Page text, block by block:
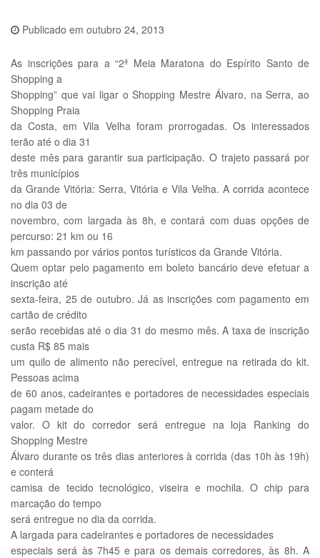
Publicado em outubro 24, 2013
As inscrições para a “2ª Meia Maratona do Espírito Santo de
Shopping a
Shopping” que vai ligar o Shopping Mestre Álvaro, na Serra, ao
Shopping Praia
da Costa, em Vila Velha foram prorrogadas. Os interessados
terão até o dia 31
deste mês para garantir sua participação. O trajeto passará por
três municípios
da Grande Vitória: Serra, Vitória e Vila Velha. A corrida acontece
no dia 03 de
novembro, com largada às 8h, e contará com duas opções de
percurso: 21 km ou 16
km passando por vários pontos turísticos da Grande Vitória.
Quem optar pelo pagamento em boleto bancário deve efetuar a
inscrição até
sexta-feira, 25 de outubro. Já as inscrições com pagamento em
cartão de crédito
serão recebidas até o dia 31 do mesmo mês. A taxa de inscrição
custa R$ 85 mais
um quilo de alimento não perecível, entregue na retirada do kit.
Pessoas acima
de 60 anos, cadeirantes e portadores de necessidades especiais
pagam metade do
valor. O kit do corredor será entregue na loja Ranking do
Shopping Mestre
Álvaro durante os três dias anteriores à corrida (das 10h às 19h)
e conterá
camisa de tecido tecnológico, viseira e mochila. O chip para
marcação do tempo
será entregue no dia da corrida.
A largada para cadeirantes e portadores de necessidades
especiais será às 7h45 e para os demais corredores, às 8h. A